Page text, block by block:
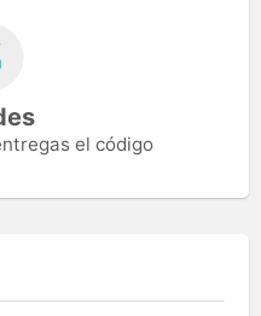
el código